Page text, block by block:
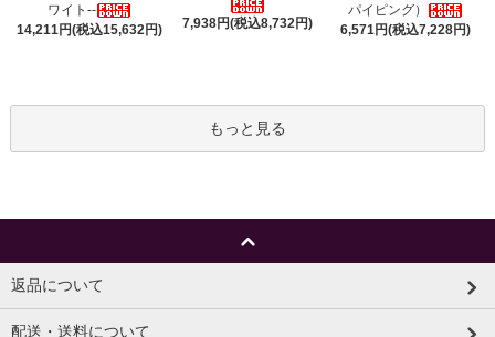
ワイト--
14,211円(税込15,632円)
7,938円(税込8,732円)
パイピング）
6,571円(税込7,228円)
もっと見る
返品について
配送・送料について